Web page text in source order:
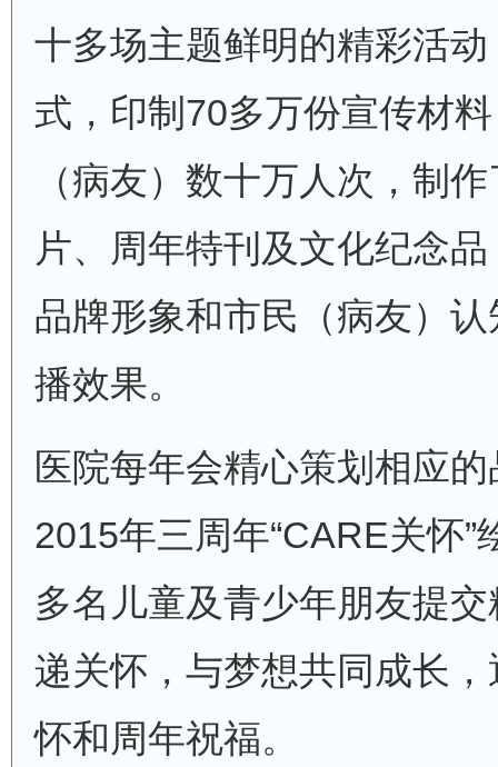
十多场主题鲜明的精彩活
式，印制70多万份宣传材
（病友）数十万人次，制
片、周年特刊及文化纪念
品牌形象和市民（病友）
播效果。
医院每年会精心策划相应
2015年三周年“CARE关怀
多名儿童及青少年朋友提
递关怀，与梦想共同成长
怀和周年祝福。